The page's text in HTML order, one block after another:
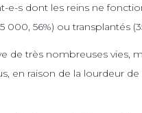
e-s dont les reins ne
000, 56%) ou transplantés
de très nombreuses vies,
en raison de la lourdeur